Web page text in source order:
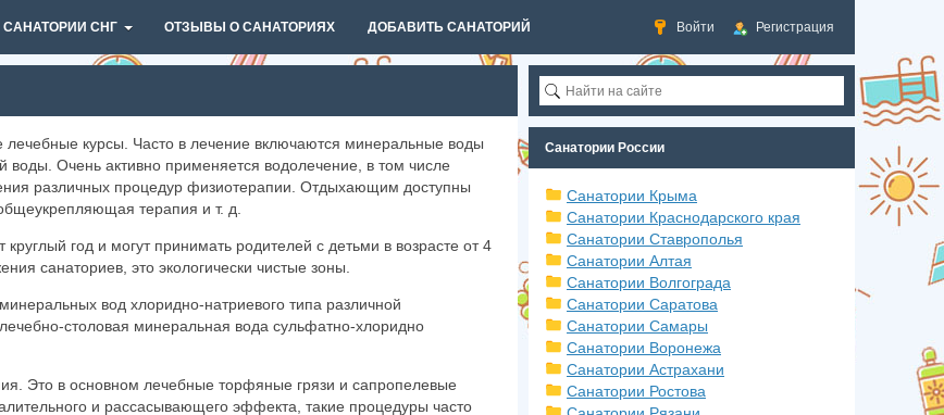
Войти Регистрация
САНАТОРИИ СНГ ОТЗЫВЫ О САНАТОРИЯХ ДОБАВИТЬ САНАТОРИЙ
лечебные курсы. Часто в лечение включаются минеральные воды
Очень активно применяется водолечение, в том числе
различных процедур физиотерапии. Отдыхающим доступны
терапия и т. д.
круглый год и могут принимать родителей с детьми в возрасте от 4
санаториев, это экологически чистые зоны.
вод хлоридно-натриевого типа различной
столовая минеральная вода сульфатно-хлоридно
Это в основном лечебные торфяные грязи и сапропелевые
и рассасывающего эффекта, такие процедуры часто
Санатории России
Санатории Крыма
Санатории Краснодарского края
Санатории Ставрополья
Санатории Алтая
Санатории Волгограда
Санатории Саратова
Санатории Самары
Санатории Воронежа
Санатории Астрахани
Санатории Ростова